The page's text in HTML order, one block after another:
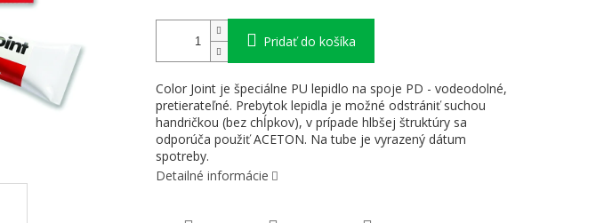
Pridať do košíka
Color Joint je špeciálne PU lepidlo na spoje PD - vodeodolné,
pretierateľné. Prebytok lepidla je možné odstrániť suchou
handričkou (bez chĺpkov), v prípade hlbšej štruktúry sa
odporúča použiť ACETON. Na tube je vyrazený dátum
spotreby.
Detailné informácie